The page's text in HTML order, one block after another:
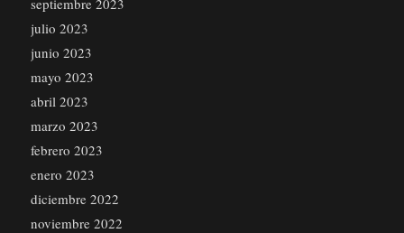
julio 2023
junio 2023
mayo 2023
abril 2023
marzo 2023
febrero 2023
enero 2023
diciembre 2022
noviembre 2022